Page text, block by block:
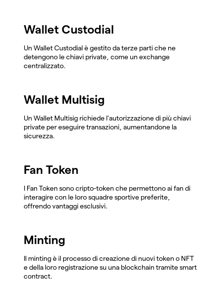
Wallet Custodial
Un Wallet Custodial è gestito da terze parti che ne
detengono le chiavi private, come un exchange
centralizzato.
Wallet Multisig
Un Wallet Multisig richiede l'autorizzazione di più chiavi
private per eseguire transazioni, aumentandone la
sicurezza.
Fan Token
I Fan Token sono cripto-token che permettono ai fan di
interagire con le loro squadre sportive preferite,
offrendo vantaggi esclusivi.
Minting
Il minting è il processo di creazione di nuovi token o NFT
e della loro registrazione su una blockchain tramite smart
contract.